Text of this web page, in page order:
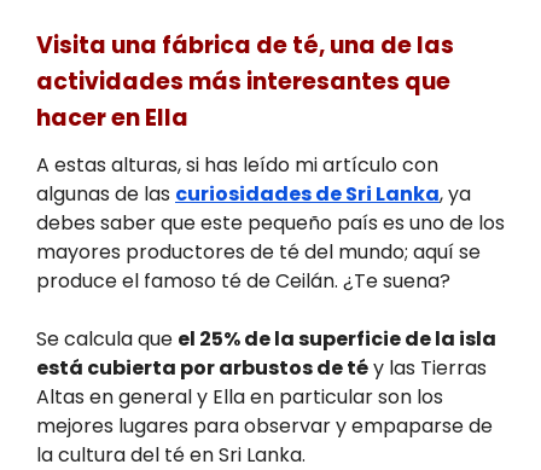
Visita una fábrica de té, una de las
actividades más interesantes que
hacer en Ella
A estas alturas, si has leído mi artículo con
algunas de las curiosidades de Sri Lanka, ya
debes saber que este pequeño país es uno de los
mayores productores de té del mundo; aquí se
produce el famoso té de Ceilán. ¿Te suena?
Se calcula que el 25% de la superficie de la isla
está cubierta por arbustos de téy las Tierras
Altas en general y Ella en particular son los
mejores lugares para observar y empaparse de
la cultura del té en Sri Lanka.